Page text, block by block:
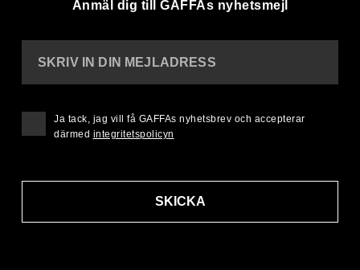
Anmäl dig till GAFFAs nyhetsmejl
SKRIV IN DIN MEJLADRESS
SKICKA
Ja tack, jag vill få GAFFAs nyhetsbrev och accepterar
därmed integritetspolicyn